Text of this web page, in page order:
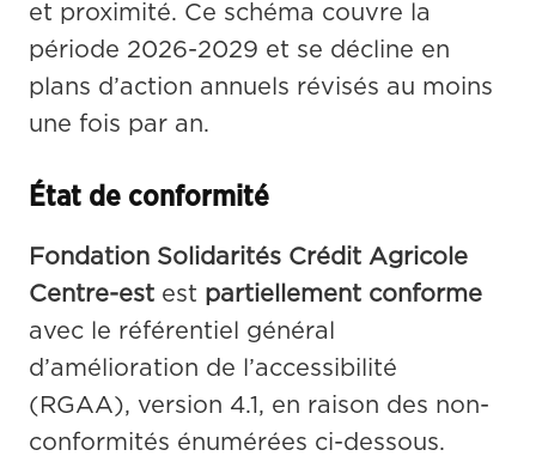
et proximité. Ce schéma couvre la
période 2026-2029 et se décline en
plans d’action annuels révisés au moins
une fois par an.
État de conformité
Fondation Solidarités Crédit Agricole
Centre-est est partiellement conforme
avec le référentiel général
d’amélioration de l’accessibilité
(RGAA), version 4.1, en raison des non-
conformités énumérées ci-dessous.